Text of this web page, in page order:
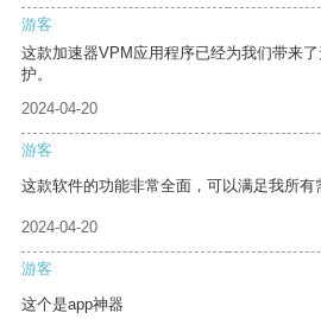
游客
这款加速器VPM应用程序已经为我们带来
护。
2024-04-20
游客
这款软件的功能非常全面，可以满足我所有
2024-04-20
游客
这个是app神器